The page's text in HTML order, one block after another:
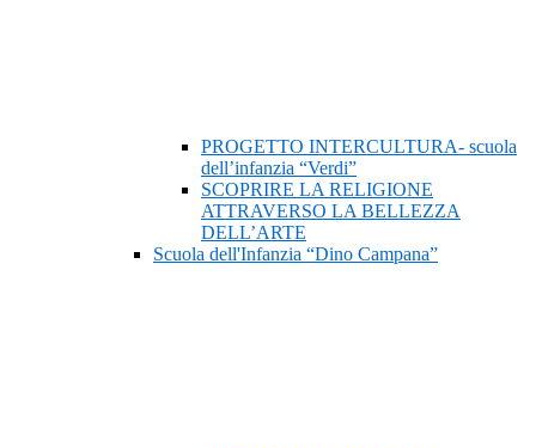
PROGETTO INTERCULTURA- scuola
dell’infanzia “Verdi”
SCOPRIRE LA RELIGIONE
ATTRAVERSO LA BELLEZZA
DELL’ARTE
Scuola dell'Infanzia “Dino Campana”